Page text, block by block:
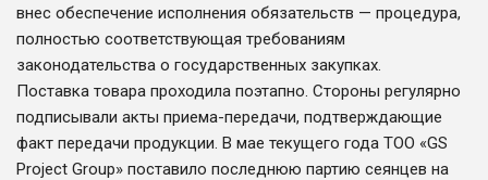
внес обеспечение исполнения обязательств — процедура,
полностью соответствующая требованиям
законодательства о государственных закупках.
Поставка товара проходила поэтапно. Стороны регулярно
подписывали акты приема-передачи, подтверждающие
факт передачи продукции. В мае текущего года ТОО «GS
Project Group» поставило последнюю партию сеянцев на